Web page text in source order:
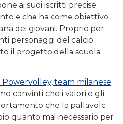
ai suoi iscritti precise
e che ha come obiettivo
dei giovani. Proprio per
personaggi del calcio
il progetto della scuola
Powervolley, team milanese
convinti che i valori e gli
che la pallavolo
quanto mai necessario per